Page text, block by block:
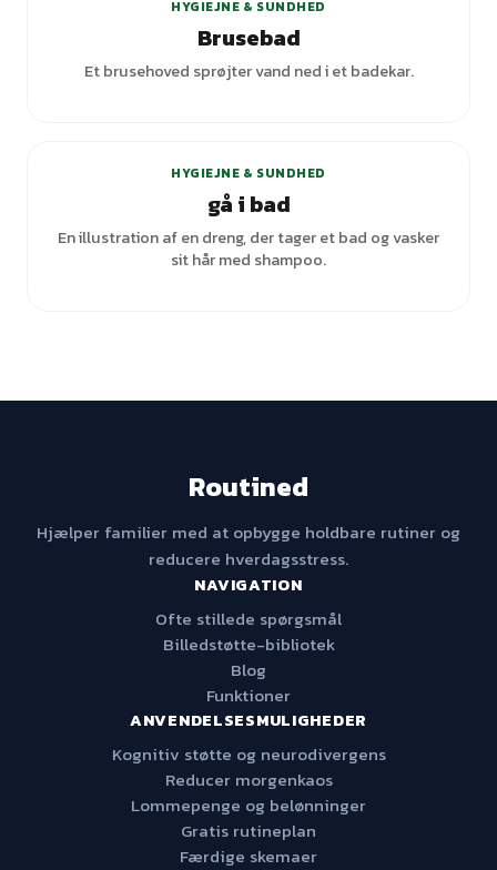
HYGIEJNE & SUNDHED
Brusebad
Et brusehoved sprøjter vand ned i et badekar.
HYGIEJNE & SUNDHED
gå i bad
En illustration af en dreng, der tager et bad og vasker
sit hår med shampoo.
Routined
Hjælper familier med at opbygge holdbare rutiner og
reducere hverdagsstress.
NAVIGATION
Ofte stillede spørgsmål
Billedstøtte-bibliotek
Blog
Funktioner
ANVENDELSESMULIGHEDER
Kognitiv støtte og neurodivergens
Reducer morgenkaos
Lommepenge og belønninger
Gratis rutineplan
Færdige skemaer